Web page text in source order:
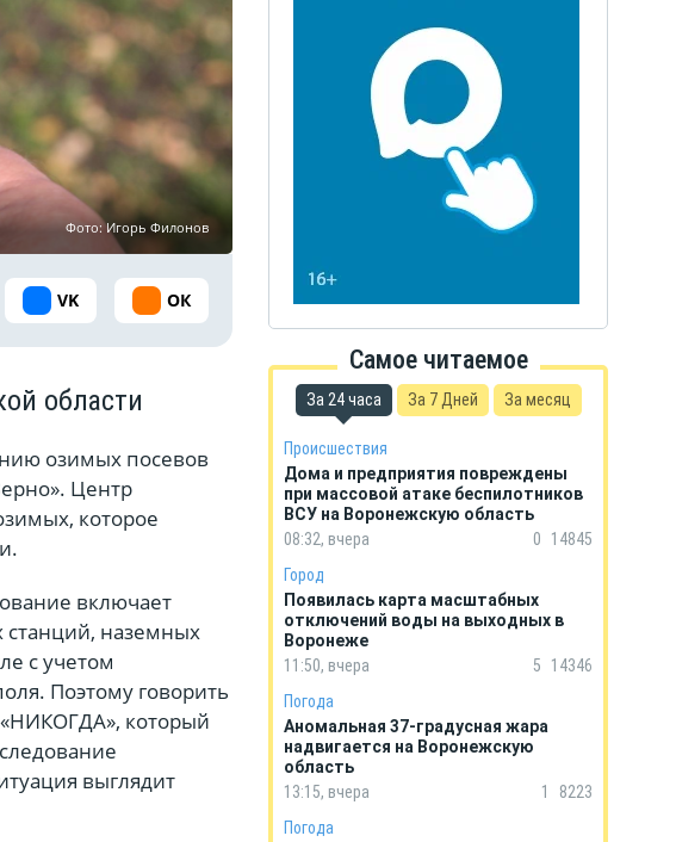
Фото: Игорь Филонов
VK ОК
области
озимых посевов
Центр
которое
включает
станций, наземных
с учетом
Поэтому говорить
который
выглядит
Самое читаемое
За 24 часа За 7 Дней За месяц
Происшествия
Дома и предприятия повреждены
при массовой атаке беспилотников
ВСУ на Воронежскую область
08:32, вчера
0
14845
Город
Появилась карта масштабных
отключений воды на выходных в
Воронеже
11:50, вчера
5
14346
Погода
Аномальная 37-градусная жара
надвигается на Воронежскую
область
13:15, вчера
1
8223
Погода